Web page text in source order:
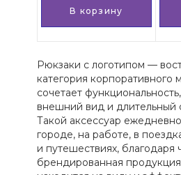
В корзину
Рюкзаки с логотипом —
категория корпоративного
сочетает
внешний вид и длительный
Такой аксессуар
городе, на работе, в
и путешествиях, благодаря
брендированная